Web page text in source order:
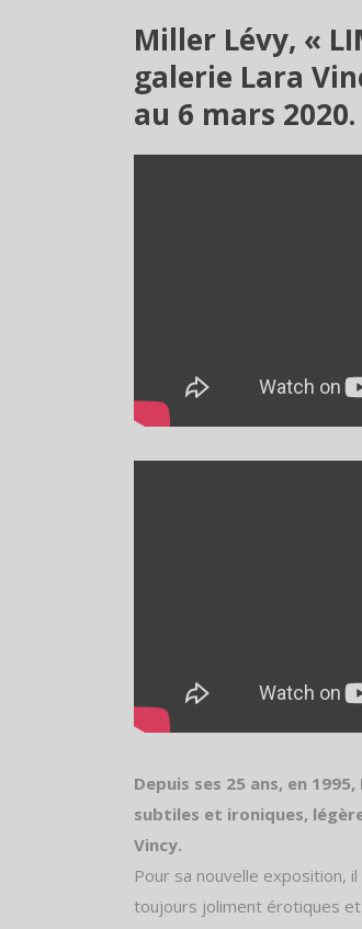
Miller Lévy, «
galerie Lara
au 6 mars 2020.
Depuis ses 25 ans, en
subtiles et ironiques,
Vincy.
Pour sa nouvelle exposition,
toujours joliment érotiques